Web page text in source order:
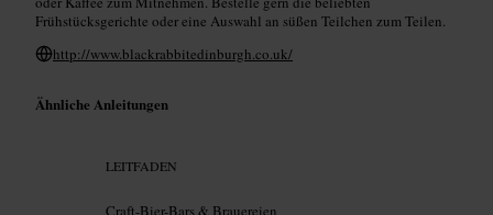
Frühstücksgerichte oder eine Auswahl an süßen Teilchen zum Teilen.
http://www.blackrabbitedinburgh.co.uk/
Ähnliche Anleitungen
LEITFADEN
Craft-Bier-Bars & Brauereien